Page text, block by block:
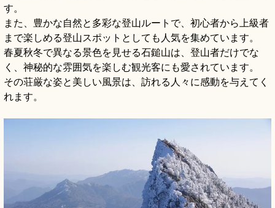
す。
また、豊かな自然と多彩な登山ルートで、初心者から上級者
まで楽しめる登山スポットとしても人気を集めています。
春夏秋冬で異なる景色を見せる石鎚山は、登山者だけでな
く、神秘的な雰囲気を楽しむ観光客にも愛されています。
その荘厳な姿と美しい風景は、訪れる人々に感動を与えてく
れます。